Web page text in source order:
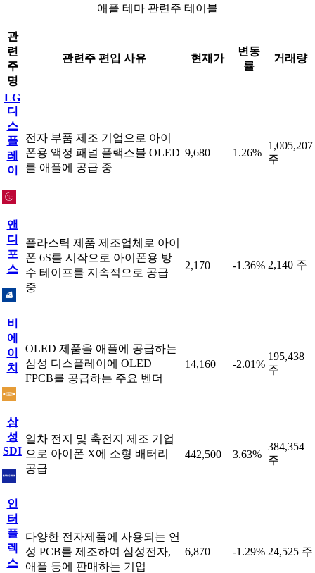
애플 테마 관련주 테이블
관
련
주
명
관련주 편입 사유 현재가
변동
률
거래량
LG
디
스
플
레
이
전자 부품 제조 기업으로 아이
폰용 액정 패널 플랙스블 OLED
를 애플에 공급 중
9,680 1.26%
1,005,207
주
앤
디
포
스
플라스틱 제품 제조업체로 아이
폰 6S를 시작으로 아이폰용 방
수 테이프를 지속적으로 공급
중
2,170 -1.36% 2,140 주
비
에
이
치
OLED 제품을 애플에 공급하는
삼성 디스플레이에 OLED
FPCB를 공급하는 주요 벤더
14,160 -2.01%
195,438
주
삼
성
SDI
일차 전지 및 축전지 제조 기업
으로 아이폰 X에 소형 배터리
공급
442,500 3.63%
384,354
주
인
터
플
렉
스
다양한 전자제품에 사용되는 연
성 PCB를 제조하여 삼성전자,
애플 등에 판매하는 기업
6,870 -1.29% 24,525 주